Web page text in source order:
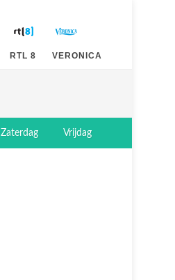
RTL 8 VERONICA
Zaterdag Vrijdag